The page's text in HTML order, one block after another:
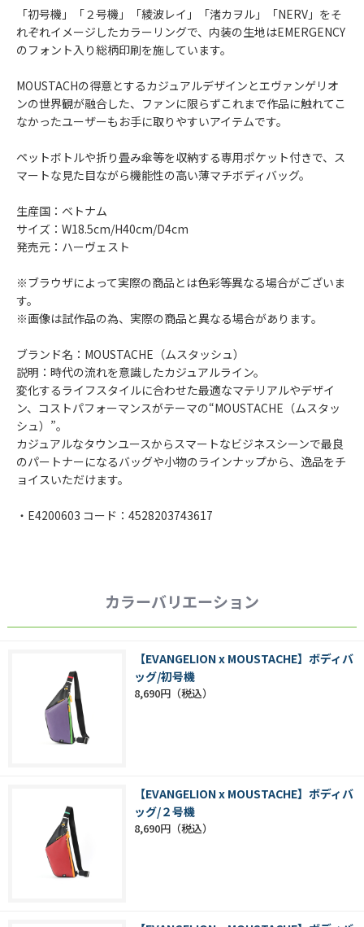
「初号機」「２号機」「綾波レイ」「渚カヲル」「NERV」をそ
れぞれイメージしたカラーリングで、内装の生地はEMERGENCY
のフォント入り総柄印刷を施しています。
MOUSTACHの得意とするカジュアルデザインとエヴァンゲリオ
ンの世界観が融合した、ファンに限らずこれまで作品に触れてこ
なかったユーザーもお手に取りやすいアイテムです。
ペットボトルや折り畳み傘等を収納する専用ポケット付きで、ス
マートな見た目ながら機能性の高い薄マチボディバッグ。
生産国：ベトナム
サイズ：W18.5cm/H40cm/D4cm
発売元：ハーヴェスト
※ブラウザによって実際の商品とは色彩等異なる場合がございま
す。
※画像は試作品の為、実際の商品と異なる場合があります。
ブランド名：MOUSTACHE（ムスタッシュ）
説明：時代の流れを意識したカジュアルライン。
変化するライフスタイルに合わせた最適なマテリアルやデザイ
ン、コストパフォーマンスがテーマの“MOUSTACHE（ムスタッ
シュ）”。
カジュアルなタウンユースからスマートなビジネスシーンで最良
のパートナーになるバッグや小物のラインナップから、逸品をチ
ョイスいただけます。
・E4200603 コード：4528203743617
カラーバリエーション
【EVANGELION x MOUSTACHE】ボディバ
ッグ/初号機
8,690円
【EVANGELION x MOUSTACHE】ボディバ
ッグ/２号機
8,690円